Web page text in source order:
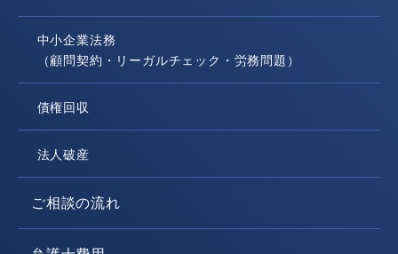
中小企業法務
（顧問契約・リーガルチェック・労務問題）
債権回収
法人破産
ご相談の流れ